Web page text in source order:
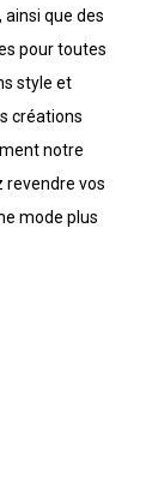
que des
pour toutes
style et
créations
notre
revendre vos
mode plus